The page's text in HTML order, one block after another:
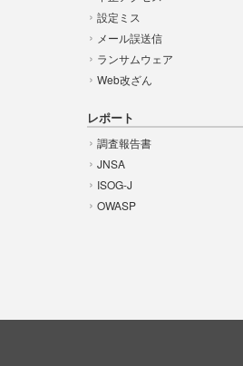
設定ミス
メール誤送信
ランサムウェア
Web改ざん
レポート
調査報告書
JNSA
ISOG-J
OWASP